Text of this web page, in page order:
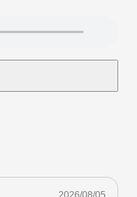
2026/08/05